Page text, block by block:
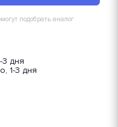
подобрать аналог
3 дня
1-3 дня